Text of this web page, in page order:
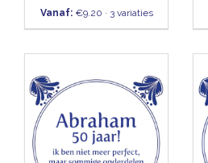
Vanaf:€9.20 · 3 variaties